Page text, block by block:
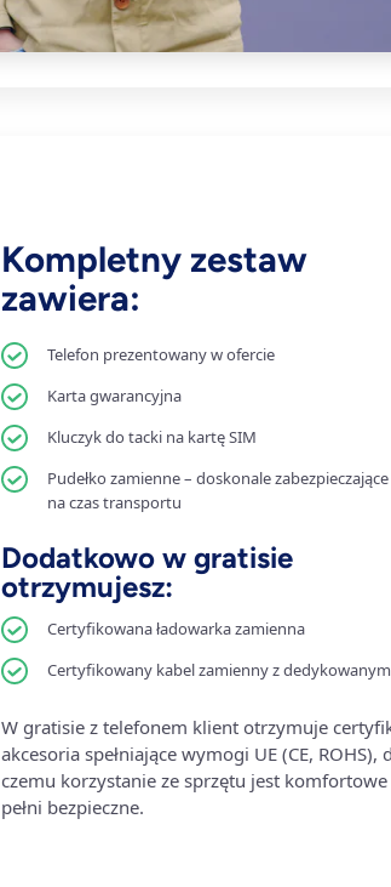
Kompletny zestaw
zawiera:
Telefon prezentowany w ofercie
Karta gwarancyjna
Kluczyk do tacki na kartę SIM
Pudełko zamienne – doskonale
na czas transportu
Dodatkowo w gratisie
otrzymujesz:
Certyfikowana ładowarka zamienna
Certyfikowany kabel zamienny z dedykowanym
W gratisie z telefonem klient otrzymuje
akcesoria spełniające wymogi UE (CE, ROHS),
czemu korzystanie ze sprzętu jest
pełni bezpieczne.